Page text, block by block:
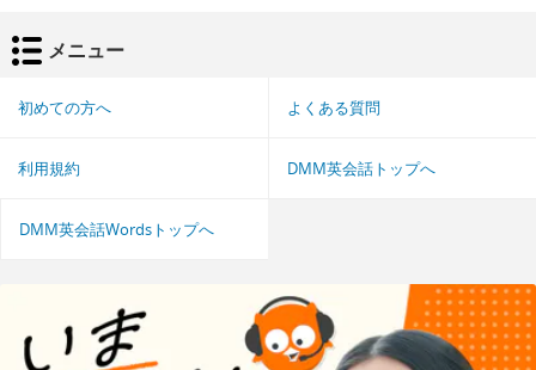
メニュー
初めての方へ よくある質問
利用規約 DMM英会話トップへ
DMM英会話Wordsトップへ